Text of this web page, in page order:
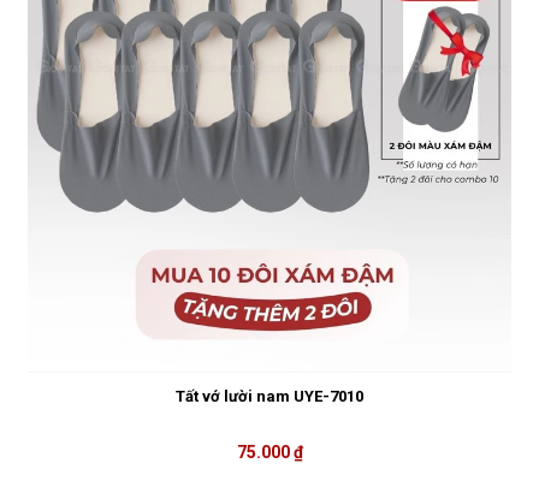
Tất vớ lười nam UYE-7010
75.000 ₫